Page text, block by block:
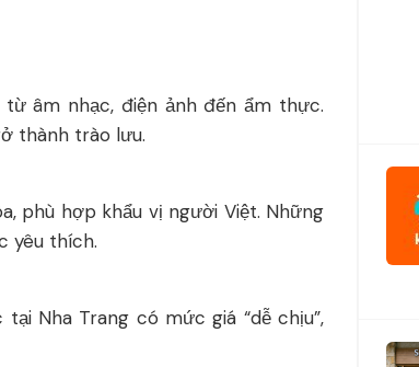
âm nhạc, điện ảnh đến ẩm thực.
thành trào lưu.
phù hợp khẩu vị người Việt. Những
yêu thích.
Nha Trang có mức giá “dễ chịu”,